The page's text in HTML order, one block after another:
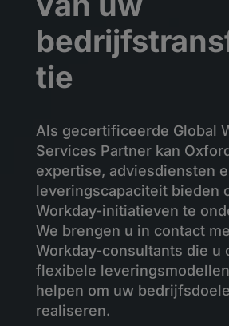
tie
Als gecertificeerde Global
Services Partner kan
expertise, adviesdiensten
leveringscapaciteit bieden
Workday-initiatieven te
We brengen u in contact
Workday-consultants die u
flexibele
helpen om uw
realiseren.